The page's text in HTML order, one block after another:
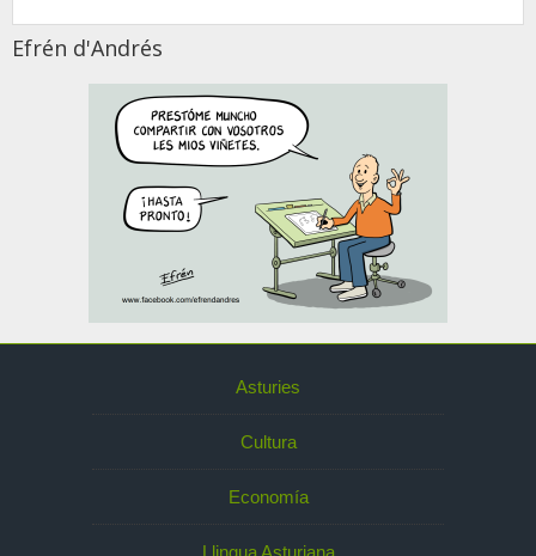
Efrén d'Andrés
Asturies
Cultura
Economía
Llingua Asturiana